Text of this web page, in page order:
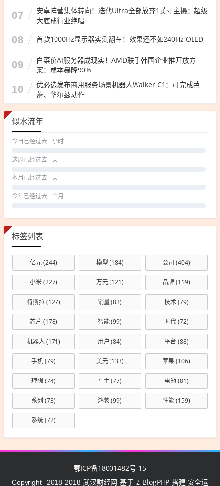
07
安卓阵营集体转向！迭代Ultra全部放弃1英寸主摄：超级
大底成行业绝唱
08 首款1000Hz显示器实测翻车！效果还不如240Hz OLED
09
白菜价AI服务器成现实！AMD联手韩国企业推开放方
案：成本暴降90%
10
优必选发布商用服务场景机器人Walker C1：可完成芭
蕾、华尔兹动作
似水流年
今日已经过去 小时
这周已经过去 天
本月已经过去 天
今年已经过去 个月
标签列表
亿元(244) 模型 (184) 公司 (404)
小米(227) 万元(121) 品牌(119)
特斯拉(127) 销量(83) 技术(79)
芯片 (178) 智能(99) 时代(72)
机器人(171) 用户 (84) 平台 (88)
手机(79) 美元(133) 苹果(106)
理想(74) 车主 (77) 电池(81)
系列 (73) 鸿蒙(99) 性能(159)
系统(72)
鄂ICP备18001482号-15
Copyright 2018-2018 武汉财经网 基于 Z-BlogPHP 搭建 安全运